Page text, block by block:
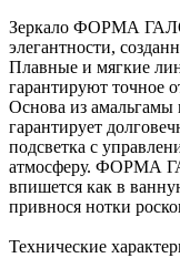
Зеркало ФОРМА ГАЛО
элегантности,
Плавные и мягкие
гарантируют точное
Основа из амальгамы
гарантирует
подсветка с
атмосферу. ФОРМА
впишется как в
привнося нотки
Технические